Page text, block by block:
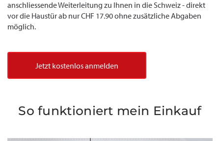
anschliessende Weiterleitung zu Ihnen in die Schweiz - direkt
vor die Haustür ab nur CHF 17.90 ohne zusätzliche Abgaben
möglich.
Jetzt kostenlos anmelden
So funktioniert mein Einkauf